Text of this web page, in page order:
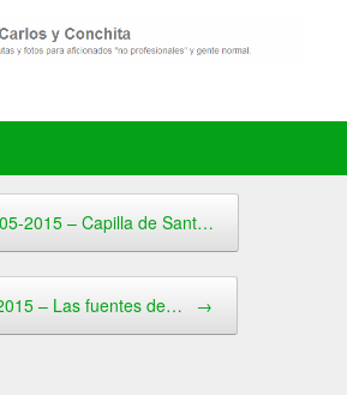
2015 – Capilla de Sant…
– Las fuentes de… →